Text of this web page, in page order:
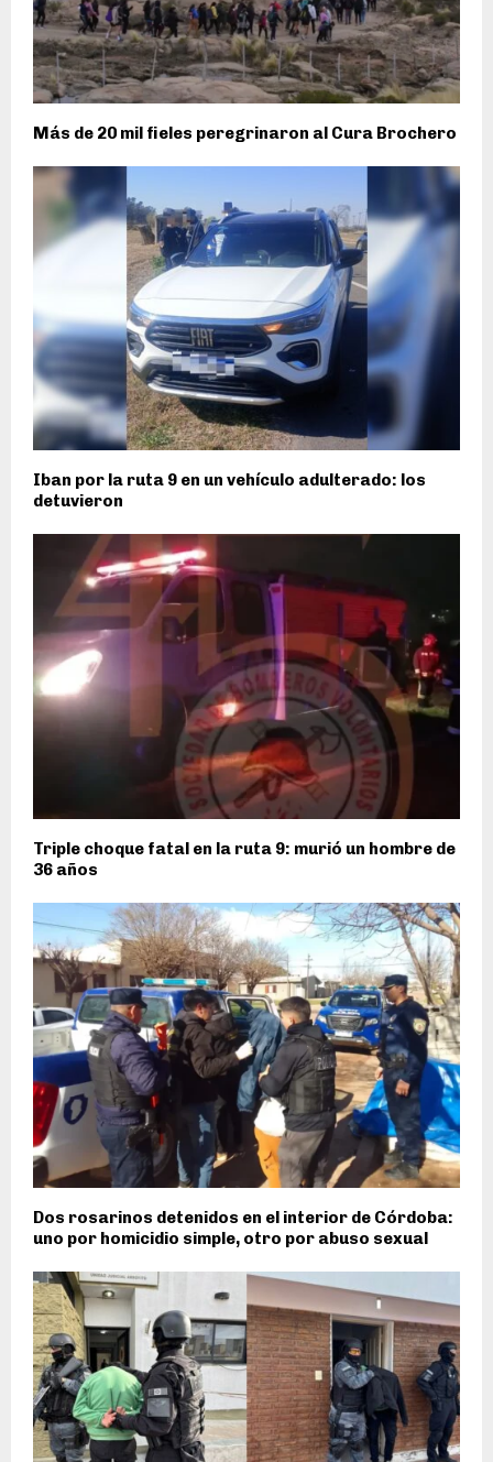
Más de 20 mil fieles peregrinaron al Cura Brochero
Iban por la ruta 9 en un vehículo adulterado: los
detuvieron
Triple choque fatal en la ruta 9: murió un hombre de
36 años
Dos rosarinos detenidos en el interior de Córdoba:
uno por homicidio simple, otro por abuso sexual